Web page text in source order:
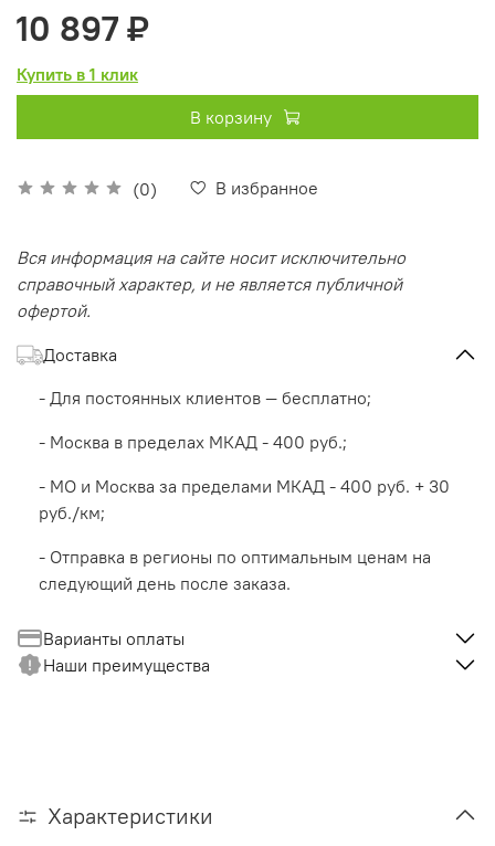
(0) В избранное
10 897 ₽
Купить в 1 клик
В корзину
Вся информация на сайте носит исключительно
справочный характер, и не является публичной
офертой.
Доставка
- Для постоянных клиентов — бесплатно;
- Москва в пределах МКАД - 400 руб.;
- МО и Москва за пределами МКАД - 400 руб. + 30
руб./км;
- Отправка в регионы по оптимальным ценам на
следующий день после заказа.
Варианты оплаты
Наши преимущества
Характеристики